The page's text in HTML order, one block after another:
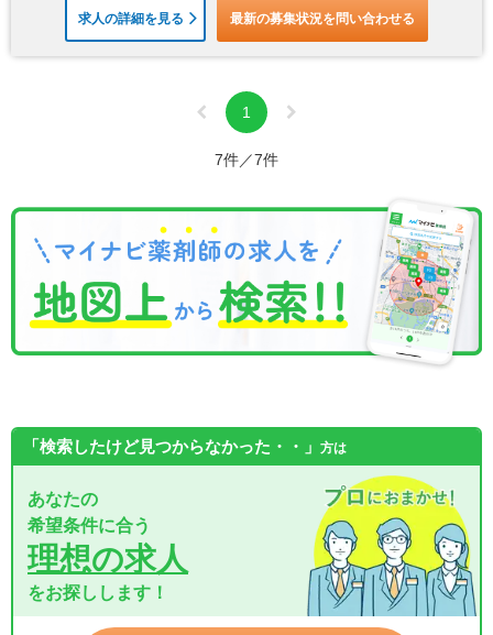
求人の詳細を見る 最新の募集状況を問い合わせる
1
7件／7件
「検索したけど見つからなかった・・」 方は
あなたの
希望条件に合う
理想の求人
をお探しします！